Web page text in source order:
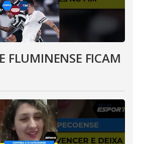
FLUMINENSE FICAM